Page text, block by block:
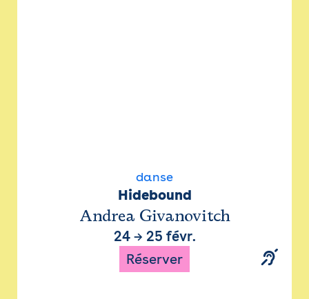
danse
Hidebound
Andrea Givanovitch
24→ 25 févr.
Réserver